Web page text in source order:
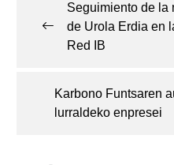
entradas
Seguimiento de la
de Urola Erdia en
Red IB
Karbono Funtsaren
lurraldeko enpresei